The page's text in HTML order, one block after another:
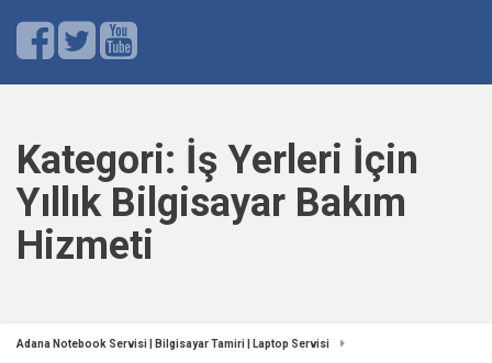
Kategori: İş Yerleri İçin
Yıllık Bilgisayar Bakım
Hizmeti
Adana Notebook Servisi | Bilgisayar Tamiri | Laptop Servisi